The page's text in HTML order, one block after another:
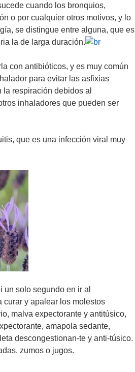
cuando los bronquios,
o por cualquier otros motivos, y lo
se distingue entre alguna, que es
la de larga duración.
con antibióticos, y es muy común
para evitar las asfixias
respiración debidos al
inhaladores que pueden ser
que es una infección viral muy
solo segundo en ir al
curar y apalear los molestos
malva expectorante y antitúsico,
amapola sedante,
descongestionan-te y anti-túsico.
zumos o jugos.